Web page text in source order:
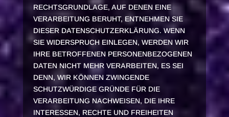
RECHTSGRUNDLAGE, AUF DENEN EINE
VERARBEITUNG BERUHT, ENTNEHMEN SIE
DIESER DATENSCHUTZERKLÄRUNG. WENN
SIE WIDERSPRUCH EINLEGEN, WERDEN WIR
IHRE BETROFFENEN PERSONENBEZOGENEN
DATEN NICHT MEHR VERARBEITEN, ES SEI
DENN, WIR KÖNNEN ZWINGENDE
SCHUTZWÜRDIGE GRÜNDE FÜR DIE
VERARBEITUNG NACHWEISEN, DIE IHRE
INTERESSEN, RECHTE UND FREIHEITEN